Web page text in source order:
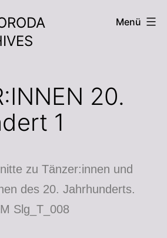
Menü
20.
1
zu Tänzer:innen und
des 20. Jahrhunderts.
Slg_T_008